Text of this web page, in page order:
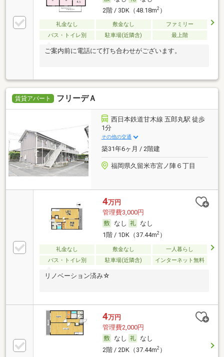
2階 / 3DK（48.18m2）
礼金なし 敷金なし
ファミリー
バス・トイレ別
駐車場(近隣含) 最上階
ご案内前に電話にて打ち合わせがございます。
賃貸アパート フリーデＡ
西日本鉄道甘木線 五郎丸駅 徒歩
1分
その他の交通
築31年6ヶ月 / 2階建
福岡県久留米市宮ノ陣６丁目
4万円
管理費3,000円
なし
なし
1階 / 1DK（37.44m2）
礼金なし 敷金なし
一人暮らし
バス・トイレ別
駐車場(近隣含) インターネット無料
リノベーション済み☆
4万円
管理費2,000円
なし
なし
2階 / 2DK（37.44m2）